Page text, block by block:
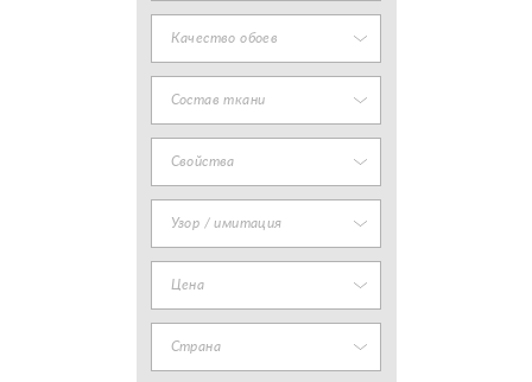
Качество обоев
Состав ткани
Свойства
Узор / имитация
Цена
Страна